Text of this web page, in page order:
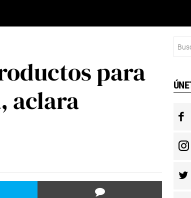
para
aclara